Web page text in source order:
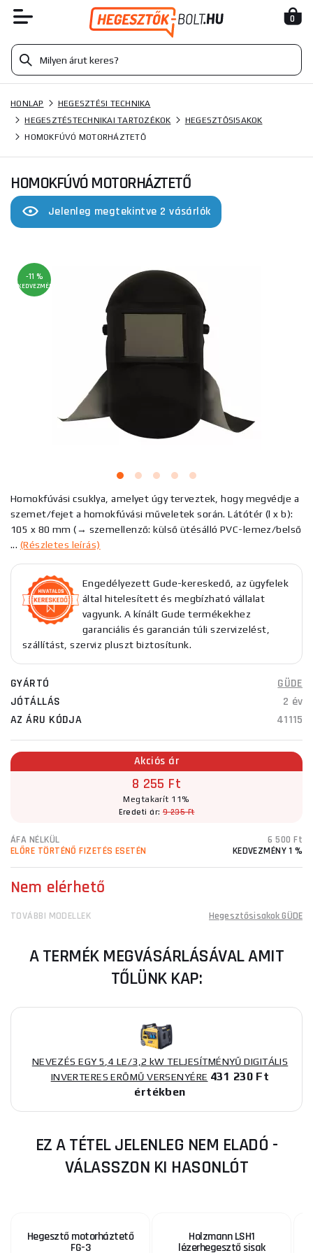
0
HONLAP
HEGESZTÉSI TECHNIKA
HEGESZTÉSTECHNIKAI TARTOZÉKOK
HEGESZTŐSISAKOK
HOMOKFÚVÓ MOTORHÁZTETŐ
HOMOKFÚVÓ MOTORHÁZTETŐ
Jelenleg megtekintve 2 vásárlók
-11 %
KEDVEZMÉNY
Homokfúvási csuklya, amelyet úgy terveztek, hogy megvédje a
szemet/fejet a homokfúvási műveletek során. Látótér (l x b):
105 x 80 mm (→ szemellenző: külső ütésálló PVC-lemez/belső
... (Részletes leírás)
Engedélyezett Gude-kereskedő, az ügyfelek
által hitelesített és megbízható vállalat
vagyunk. A kínált Gude termékekhez
garanciális és garancián túli szervizelést,
szállítást, szerviz pluszt biztosítunk.
GYÁRTÓ
GÜDE
JÓTÁLLÁS
2 év
AZ ÁRU KÓDJA
41115
Akciós ár
8 255 Ft
Megtakarít 11%
Eredeti ár:9 235 Ft
ÁFA NÉLKÜL
6 500 Ft
ELŐRE TÖRTÉNŐ FIZETÉS ESETÉN
KEDVEZMÉNY 1 %
Nem elérhető
TOVÁBBI MODELLEK Hegesztősisakok GÜDE
A TERMÉK MEGVÁSÁRLÁSÁVAL AMIT
TŐLÜNK KAP:
NEVEZÉS EGY 5,4 LE/3,2 kW TELJESÍTMÉNYŰ DIGITÁLIS
INVERTERES ERŐMŰ VERSENYÉRE 431 230 Ft
értékben
EZ A TÉTEL JELENLEG NEM ELADÓ -
VÁLASSZON KI HASONLÓT
Hegesztő motorháztető
FG-3
Holzmann LSH1
lézerhegesztő sisak